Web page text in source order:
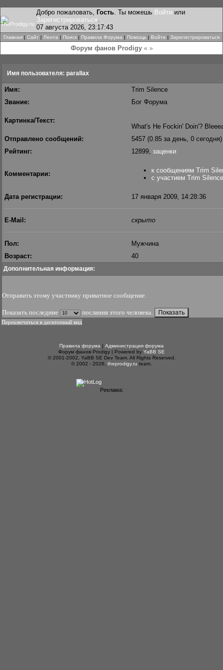
Добро пожаловать, Гость. Ты можешь Войти или
Зарегистрироваться.
07 августа 2026, 23:17:43
Главная | Сайт | Лента | Поиск | Правила Форума | Помощь | Войти | Зарегистрироваться
Форум фанов Prodigy« »
Имя пользователя: parallax
Имя:
Trim Silence
Звание:
Бог Форума
Картинка/Текст:
What's He Fockin' Doin'?
Отправлено сообщений:
5457 (0.85 за день, 0 сегодня)
Рейтинг:
12899, заценки
Комментарии:
к сообщениям Trim
с участием Trim Silence
Дата регистрации: 17 января 2009, 14:28:36
E-Mail: скрыто
Пол:
Мужчина
Возраст:
40
Дополнительная информация:
Отправить этому участнику приватное сообщение.
Показать последние послания этого человека.
Переключиться в десктопный вид
Правила форума | Администрация форума
Форум фанов Prodigy | Powered by YaBB SE
© 2001-2002, YaBB SE Dev Team. All Rights Reserved.
© 2002 - 2026, theprodigy.ru team.
Реклама: